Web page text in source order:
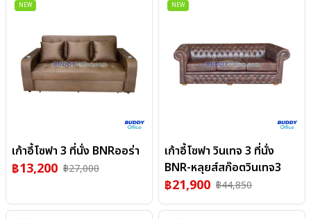
NEW
เก้าอี้โซฟา 3 ที่นั่ง BNRออร่า
฿13,200 ฿27,000
NEW
เก้าอี้โซฟา วินเทจ 3 ที่นั่ง
BNR-หลุยส์สก๊อตวินเทจ3
฿21,900 ฿44,850